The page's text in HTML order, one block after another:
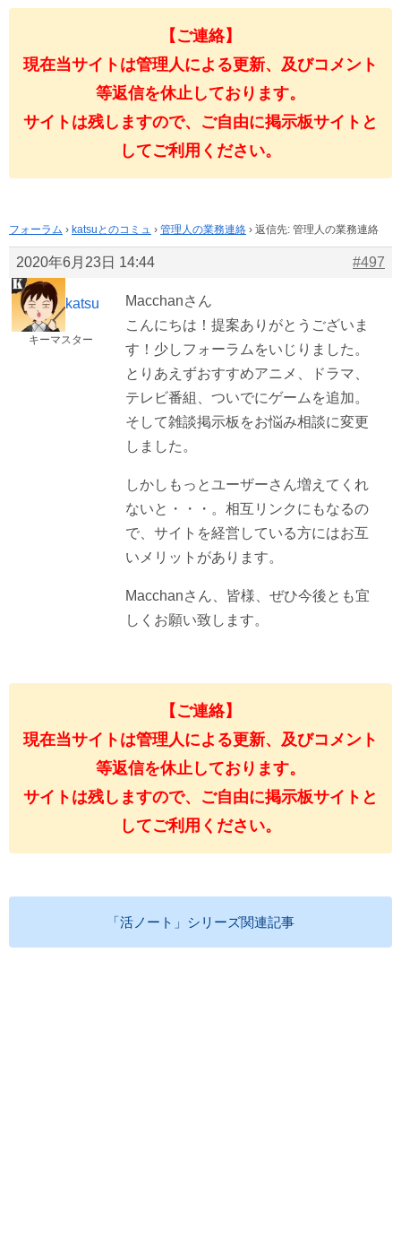
【ご連絡】
現在当サイトは管理人による更新、及びコメント
等返信を休止しております。
サイトは残しますので、ご自由に掲示板サイトと
してご利用ください。
フォーラム › katsuとのコミュ › 管理人の業務連絡 › 返信先: 管理人の業務連絡
2020年6月23日 14:44 #497
katsu
キーマスター
Macchanさん
こんにちは！提案ありがとうございま
す！少しフォーラムをいじりました。
とりあえずおすすめアニメ、ドラマ、
テレビ番組、ついでにゲームを追加。
そして雑談掲示板をお悩み相談に変更
しました。
しかしもっとユーザーさん増えてくれ
ないと・・・。相互リンクにもなるの
で、サイトを経営している方にはお互
いメリットがあります。
Macchanさん、皆様、ぜひ今後とも宜
しくお願い致します。
【ご連絡】
現在当サイトは管理人による更新、及びコメント
等返信を休止しております。
サイトは残しますので、ご自由に掲示板サイトと
してご利用ください。
「活ノート」シリーズ関連記事